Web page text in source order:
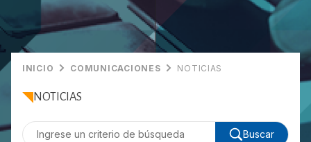
INICIO COMUNICACIONES NOTICIAS
NOTICIAS
Buscar